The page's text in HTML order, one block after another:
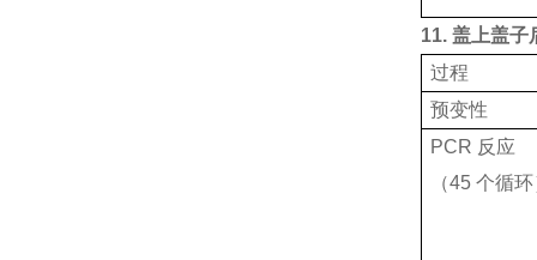
11. 盖上盖子
过程
预变性
PCR 反应
（45 个循